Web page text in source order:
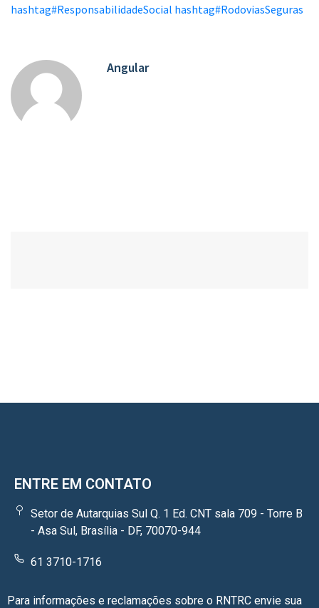
hashtag#ResponsabilidadeSocial hashtag#RodoviasSeguras
Angular
ENTRE EM CONTATO
Setor de Autarquias Sul Q. 1 Ed. CNT sala 709 - Torre B
- Asa Sul, Brasília - DF, 70070-944
61 3710-1716
Para informações e reclamações sobre o RNTRC envie sua